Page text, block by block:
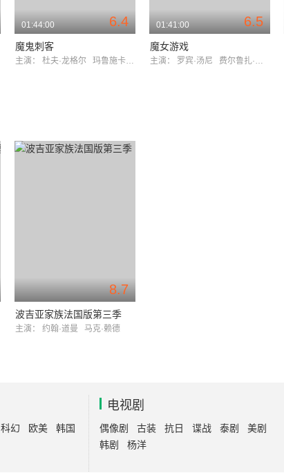
6.4
01:44:00
魔鬼刺客
主演： 杜夫·龙格尔 玛鲁施卡·迪特马斯
6.5
01:41:00
魔女游戏
主演： 罗宾·汤尼 费尔鲁扎·鲍克
8.7
波吉亚家族法国版第三季
主演： 约翰·道曼 马克·赖德
科幻 欧美
韩国
电视剧
偶像剧 古装 抗日 谍战 泰剧
美剧
韩剧
杨洋